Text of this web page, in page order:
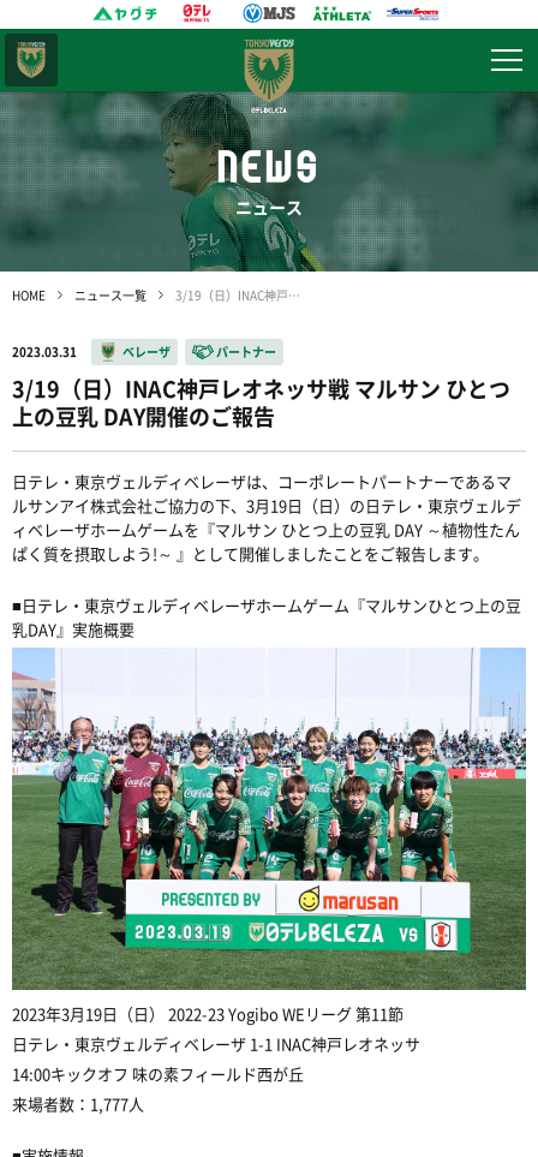
NEWS
ニュース
HOME ニュース一覧 3/19（日）INAC神戸レオネッサ戦 マルサン ひとつ上の豆乳 DAY開催のご報告
2023.03.31 ベレーザ パートナー
3/19（日）INAC神戸レオネッサ戦 マルサン ひとつ
上の豆乳 DAY開催のご報告
日テレ・東京ヴェルディベレーザは、コーポレートパートナーであるマ
ルサンアイ株式会社ご協力の下、 3月19日（日）の日テレ・東京ヴェルデ
ィベレーザホームゲームを『マルサン ひとつ上の豆乳 DAY ～植物性たん
ぱく質を摂取しよう!～ 』として開催しましたことをご報告します。
■日テレ・東京ヴェルディベレーザホームゲーム『マルサンひとつ上の豆
乳DAY』 実施概要
2023年3月19日（日） 2022-23 Yogibo WEリーグ第11節
日テレ・東京ヴェルディベレーザ 1-1 INAC神戸レオネッサ
14:00キックオフ 味の素フィールド西が丘
来場者数： 1,777人